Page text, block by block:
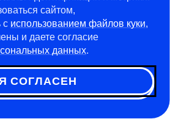
и технологий МИСИС
сайтом,
с использованием файлов куки,
и даете согласие
данных.
СОГЛАСЕН